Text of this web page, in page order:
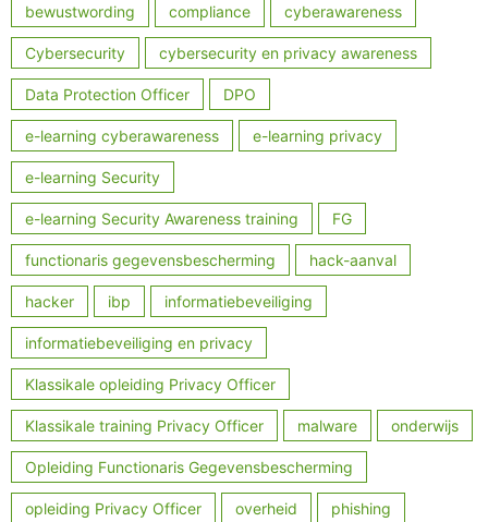
bewustwording compliance cyberawareness
Cybersecurity cybersecurity en privacy awareness
Data Protection Officer DPO
e-learning cyberawareness e-learning privacy
e-learning Security
e-learning Security Awareness training FG
functionaris gegevensbescherming hack-aanval
hacker ibp informatiebeveiliging
informatiebeveiliging en privacy
Klassikale opleiding Privacy Officer
Klassikale training Privacy Officer malware onderwijs
Opleiding Functionaris Gegevensbescherming
opleiding Privacy Officer overheid phishing